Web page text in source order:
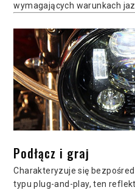
wymagających warunkach
Podłącz i graj
Charakteryzuje się
typu plug-and-play, ten